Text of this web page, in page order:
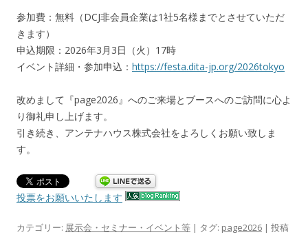
参加費：無料（DCJ非会員企業は1社5名様までとさせていただ
きます）
申込期限：2026年3月3日（火）17時
イベント詳細・参加申込： https://festa.dita-jp.org/2026tokyo
改めまして『page2026』へのご来場とブースへのご訪問に心よ
り御礼申し上げます。
引き続き、アンテナハウス株式会社をよろしくお願い致しま
す。
投票をお願いいたします
カテゴリー: 展示会・セミナー・イベント等 | タグ: page2026 | 投稿